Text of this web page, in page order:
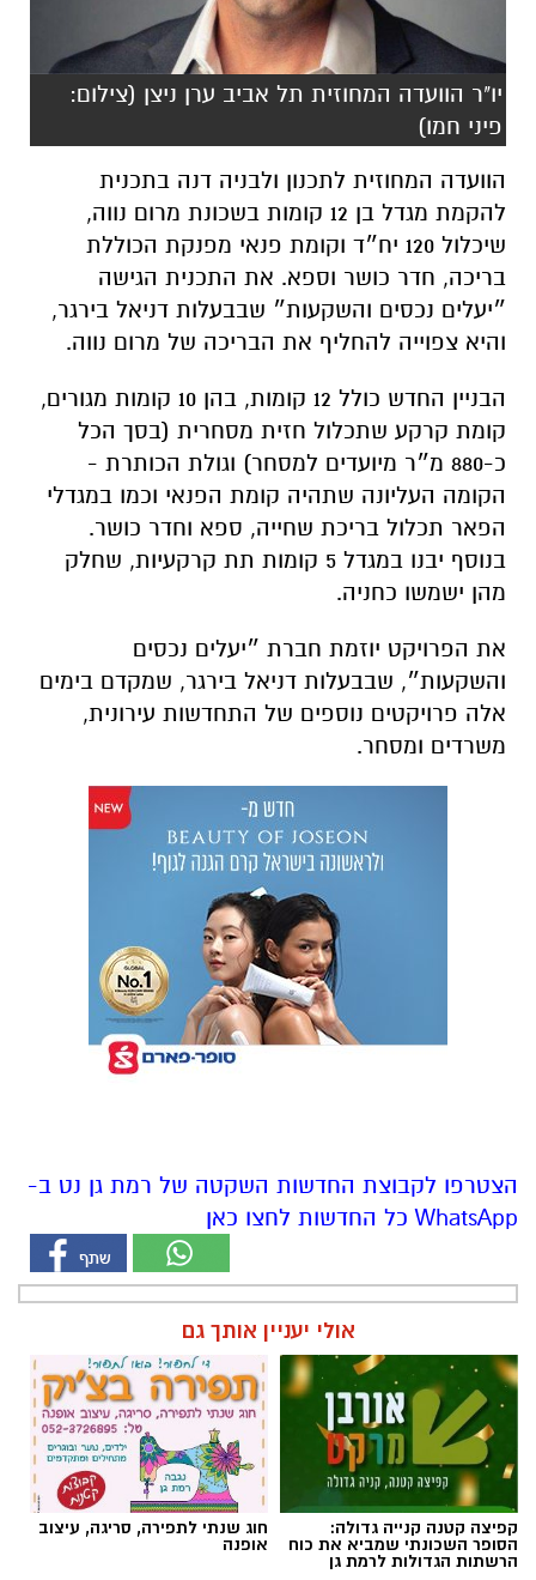
יו"ר הוועדה המחוזית תל אביב ערן ניצן (צילום:
פיני חמו)
הוועדה המחוזית לתכנון ולבניה דנה בתכנית
להקמת מגדל בן 12 קומות בשכונת מרום נווה,
שיכלול 120 יח״ד וקומת פנאי מפנקת הכוללת
בריכה, חדר כושר וספא. את התכנית הגישה
״יעלים נכסים והשקעות״ שבבעלות דניאל בירגר,
והיא צפוייה להחליף את הבריכה של מרום נווה.
הבניין החדש כולל 12 קומות, בהן 10 קומות מגורים,
קומת קרקע שתכלול חזית מסחרית (בסך הכל
כ-880 מ״ר מיועדים למסחר) וגולת הכותרת -
הקומה העליונה שתהיה קומת הפנאי וכמו במגדלי
הפאר תכלול בריכת שחייה, ספא וחדר כושר.
בנוסף יבנו במגדל 5 קומות תת קרקעיות, שחלק
מהן ישמשו כחניה.
את הפרויקט יוזמת חברת ״יעלים נכסים
והשקעות״, שבבעלות דניאל בירגר, שמקדם בימים
אלה פרויקטים נוספים של התחדשות עירונית,
משרדים ומסחר.
הצטרפו לקבוצת החדשות השקטה של רמת גן נט ב-
WhatsApp כל החדשות לחצו כאן
אולי יעניין אותך גם
קפיצה קטנה קנייה גדולה:
הסופר השכונתי שמביא את כוח
הרשתות הגדולות לרמת גן
חוג שנתי לתפירה, סריגה, עיצוב
אופנה